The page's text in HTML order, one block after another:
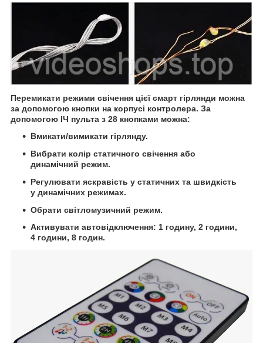
Перемикати режими свічення цієї смарт гірлянди можна
за допомогою кнопки на корпусі контролера. За
допомогою ІЧ пульта з 28 кнопками можна:
Вмикати/вимикати гірлянду.
Вибрати колір статичного свічення або
динамічний режим.
Регулювати яскравість у статичних та швидкість
у динамічних режимах.
Обрати світломузичний режим.
Активувати автовідключення: 1 годину, 2 години,
4 години, 8 годин.